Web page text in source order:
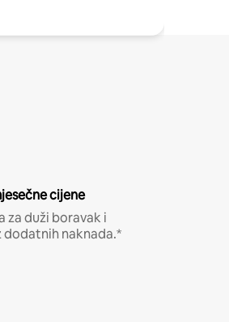
cijene
za duži boravak i
dodatnih naknada.*